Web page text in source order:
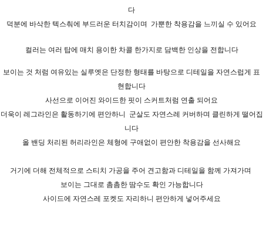
다
덕분에 바삭한 텍스춰에 부드러운 터치감이며
가뿐한 착용감을 느끼실 수 있어요
컬러는 여러 탑에 매치 용이한 차콜 한가지로 담백한 인상을 전합니다
보이는 것 처럼 여유있는 실루엣은 단정한 형태를 바탕으로 디테일을 자연스럽게 표
현합니다
사선으로 이어진 와이드한 핏이 스커트처럼 연출 되어요
더욱이 레그라인은 활동하기에 편안하니
군살도 자연스레 커버하며 클린하게 떨어집
니다
올 밴딩 처리된 허리라인은 체형에 구애없이 편안한 착용감을 선사해요
거기에 더해 전체적으로 스티치 가공을 주어 견고함과 디테일을 함께 가져가며
보이는 그대로 촘촘한 땀수도 확인 가능합니다
사이드에 자연스레 포켓도 자리하니 편안하게 넣어주세요